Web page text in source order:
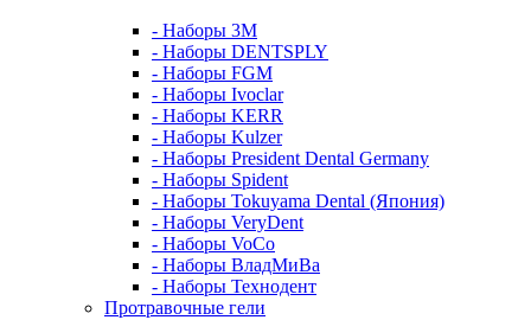
- Наборы 3М
- Наборы DENTSPLY
- Наборы FGM
- Наборы Ivoclar
- Наборы KERR
- Наборы Kulzer
- Наборы President Dental Germany
- Наборы Spident
- Наборы Tokuyama Dental (Япония)
- Наборы VeryDent
- Наборы VoCo
- Наборы ВладМиВа
- Наборы Технодент
Протравочные гели